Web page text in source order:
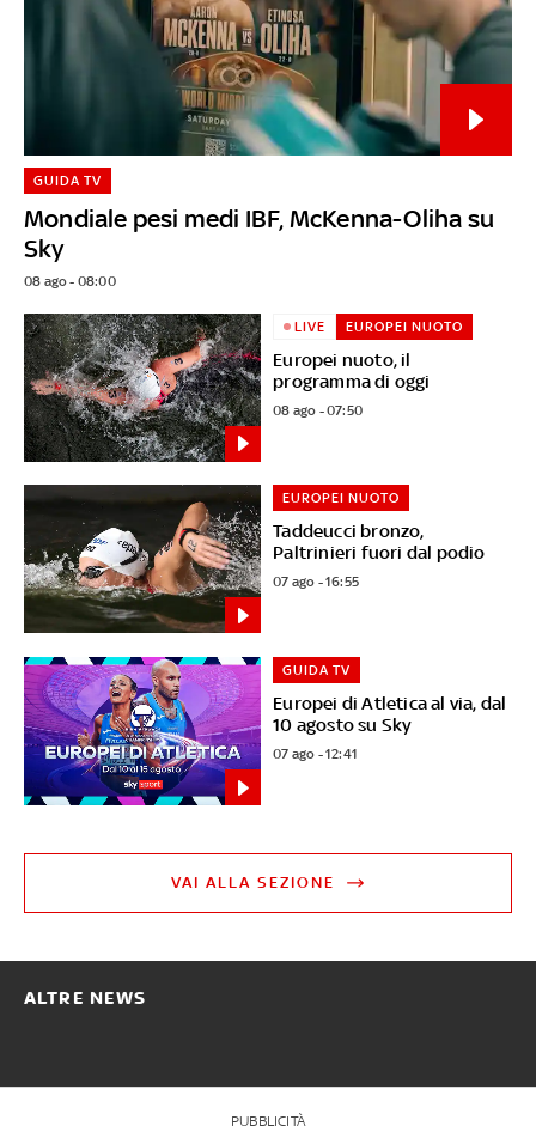
Mondiale pesi medi IBF, McKenna-Oliha su
Sky
GUIDA TV
08 ago - 08:00
Europei nuoto, il
programma di oggi
LIVE EUROPEI NUOTO
08 ago - 07:50
Taddeucci bronzo,
Paltrinieri fuori dal podio
EUROPEI NUOTO
07 ago - 16:55
Europei di Atletica al via, dal
10 agosto su Sky
GUIDA TV
07 ago - 12:41
VAI ALLA SEZIONE
ALTRE NEWS
PUBBLICITÀ